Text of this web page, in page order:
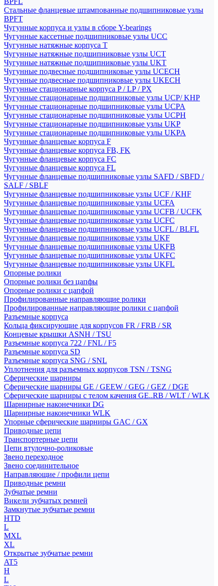
Стальные фланцевые штампованные подшипниковые узлы
BPFT
Чугунные корпуса и узлы в сборе Y-bearings
Чугунные кассетные подшипниковые узлы UCC
Чугунные натяжные корпуса T
Чугунные натяжные подшипниковые узлы UCT
Чугунные натяжные подшипниковые узлы UKT
Чугунные подвесные подшипниковые узлы UCECH
Чугунные подвесные подшипниковые узлы UKECH
Чугунные стационарные корпуса P / LP / PX
Чугунные стационарные подшипниковые узлы UCP/ KHP
Чугунные стационарные подшипниковые узлы UCPA
Чугунные стационарные подшипниковые узлы UCPH
Чугунные стационарные подшипниковые узлы UKP
Чугунные стационарные подшипниковые узлы UKPA
Чугунные фланцевые корпуса F
Чугунные фланцевые корпуса FB, FK
Чугунные фланцевые корпуса FC
Чугунные фланцевые корпуса FL
Чугунные фланцевые подшипниковые узлы SAFD / SBFD /
SALF / SBLF
Чугунные фланцевые подшипниковые узлы UCF / KHF
Чугунные фланцевые подшипниковые узлы UCFA
Чугунные фланцевые подшипниковые узлы UCFB / UCFK
Чугунные фланцевые подшипниковые узлы UCFC
Чугунные фланцевые подшипниковые узлы UCFL / BLFL
Чугунные фланцевые подшипниковые узлы UKF
Чугунные фланцевые подшипниковые узлы UKFB
Чугунные фланцевые подшипниковые узлы UKFC
Чугунные фланцевые подшипниковые узлы UKFL
Опорные ролики
Опорные ролики без цапфы
Опорные ролики с цапфой
Профилированные направляющие ролики
Профилированные направляющие ролики с цапфой
Разъемные корпуса
Кольца фиксирующие для корпусов FR / FRB / SR
Концевые крышки ASNH / TSU
Разъемные корпуса 722 / FNL / F5
Разъемные корпуса SD
Разъемные корпуса SNG / SNL
Уплотнения для разъемных корпусов TSN / TSNG
Сферические шарниры
Сферические шарниры GE / GEEW / GEG / GEZ / DGE
Сферические шарниры с телом качения GE..RB / WLT / WLK
Шарнирные наконечники DG
Шарнирные наконечники WLK
Упорные сферические шарниры GAC / GX
Приводные цепи
Транспортерные цепи
Цепи втулочно-роликовые
Звено переходное
Звено соединительное
Направляющие / профили цепи
Приводные ремни
Зубчатые ремни
Викели зубчатых ремней
Замкнутые зубчатые ремни
HTD
L
MXL
XL
Открытые зубчатые ремни
AT5
H
L